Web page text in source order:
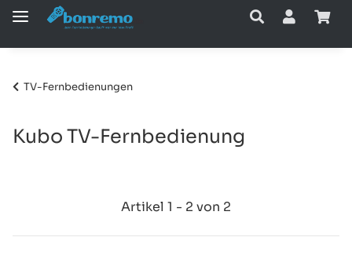
TV-Fernbedienungen
Kubo TV-Fernbedienung
Artikel 1 - 2 von 2